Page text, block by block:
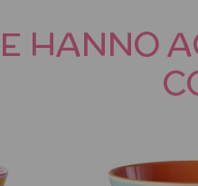
HANNO